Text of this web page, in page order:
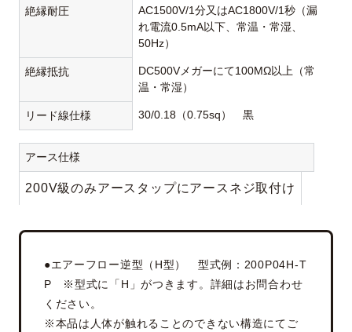
絶縁耐圧
AC1500V/1分又はAC1800V/1秒（漏
れ電流0.5mA以下、常温・常湿、
50Hz）
絶縁抵抗
DC500Vメガーにて100MΩ以上（常
温・常湿）
リード線仕様 30/0.18（0.75sq） 黒
アース仕様
200V級のみアースタップにアースネジ取付け
●エアーフロー逆型（H型） 型式例：200P04H-T
P ※型式に「H」がつきます。詳細はお問合わせ
ください。
※本品は人体が触れることのできない構造にてご